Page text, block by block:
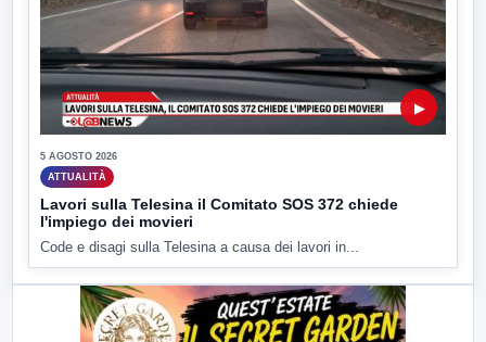
▶
5 AGOSTO 2026
ATTUALITÀ
Lavori sulla Telesina il Comitato SOS 372 chiede
l'impiego dei movieri
Code e disagi sulla Telesina a causa dei lavori in...